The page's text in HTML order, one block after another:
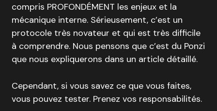
compris PROFONDÉMENT les enjeux et la
mécanique interne. Sérieusement, c’est un
protocole très novateur et qui est très difficile
à comprendre. Nous pensons que c’est du Ponzi
que nous expliquerons dans un article détaillé.
Cependant, si vous savez ce que vous faites,
vous pouvez tester. Prenez vos responsabilités.